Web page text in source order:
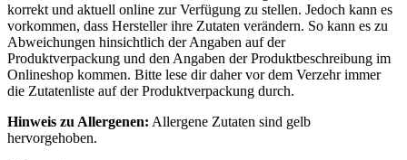
korrekt und aktuell online zur Verfügung zu stellen. Jedoch kann es
vorkommen, dass Hersteller ihre Zutaten verändern. So kann es zu
Abweichungen hinsichtlich der Angaben auf der
Produktverpackung und den Angaben der Produktbeschreibung im
Onlineshop kommen. Bitte lese dir daher vor dem Verzehr immer
die Zutatenliste auf der Produktverpackung durch.
Hinweis zu Allergenen: Allergene Zutaten sind gelb
hervorgehoben.